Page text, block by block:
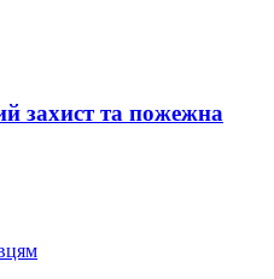
захист та пожежна